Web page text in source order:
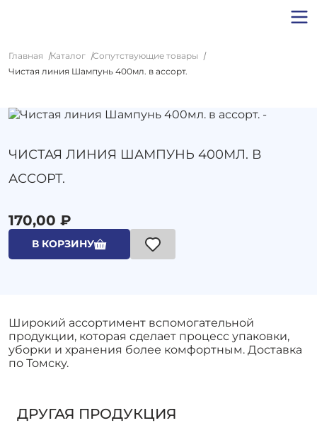
Главная Каталог
Сопутствующие товары
Чистая линия Шампунь 400мл. в ассорт.
ЧИСТАЯ ЛИНИЯ ШАМПУНЬ 400МЛ. В
АССОРТ.
170,00 ₽
В КОРЗИНУ
Широкий ассортимент вспомогательной
продукции, которая сделает процесс упаковки,
уборки и хранения более комфортным. Доставка
по Томску.
ДРУГАЯ ПРОДУКЦИЯ